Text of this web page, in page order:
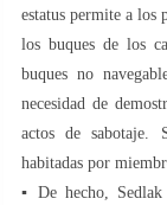
estatus permite a los
los buques de los
buques no
necesidad de
actos de sabotaje.
habitadas por
▪️ De hecho, Sedlak